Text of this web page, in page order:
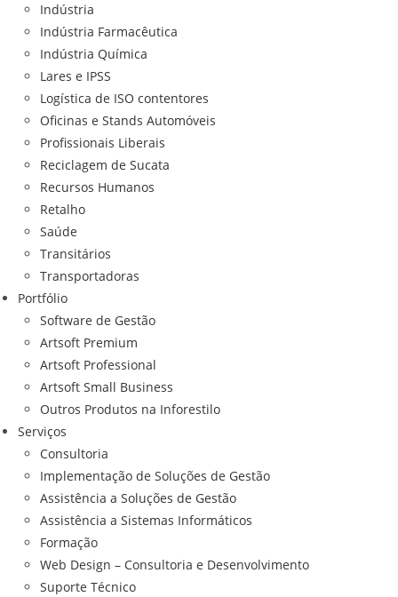
Indústria
Indústria Farmacêutica
Indústria Química
Lares e IPSS
Logística de ISO contentores
Oficinas e Stands Automóveis
Profissionais Liberais
Reciclagem de Sucata
Recursos Humanos
Retalho
Saúde
Transitários
Transportadoras
Portfólio
Software de Gestão
Artsoft Premium
Artsoft Professional
Artsoft Small Business
Outros Produtos na Inforestilo
Serviços
Consultoria
Implementação de Soluções de Gestão
Assistência a Soluções de Gestão
Assistência a Sistemas Informáticos
Formação
Web Design – Consultoria e Desenvolvimento
Suporte Técnico